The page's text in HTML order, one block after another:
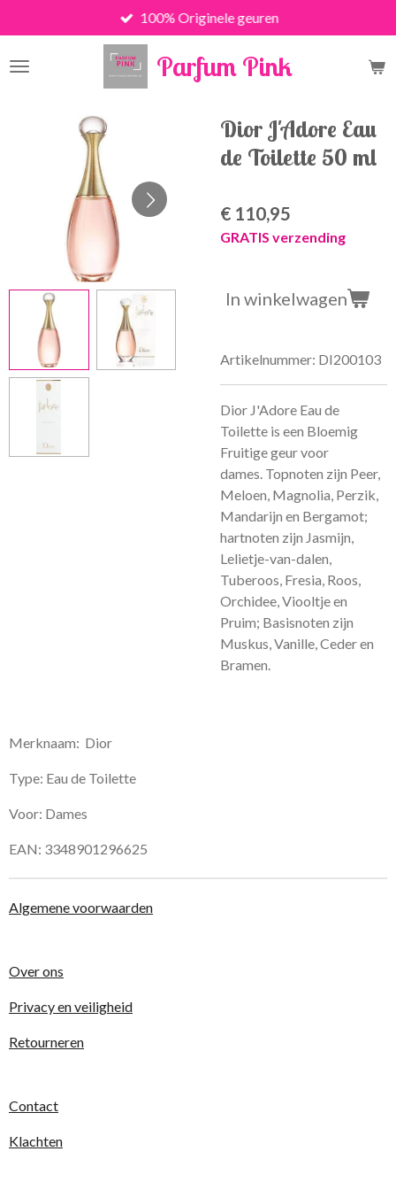
direct
naar
Parfum Pink
100% Originele geuren
Dior J'Adore Eau
de Toilette 50 ml
€ 110,95
GRATIS verzending
In winkelwagen
Artikelnummer: DI200103
Dior J'Adore Eau de
Toilette is een Bloemig
Fruitige geur voor
dames. Topnoten zijn Peer,
Meloen, Magnolia, Perzik,
Mandarijn en Bergamot;
hartnoten zijn Jasmijn,
Lelietje-van-dalen,
Tuberoos, Fresia, Roos,
Orchidee, Viooltje en
Pruim; Basisnoten zijn
Muskus, Vanille, Ceder en
Bramen.
Merknaam: Dior
Type: Eau de Toilette
Voor: Dames
EAN: 3348901296625
Algemene voorwaarden
Over ons
Privacy en veiligheid
Retourneren
Contact
Klachten